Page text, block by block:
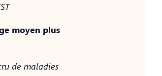
moyen plus
de maladies